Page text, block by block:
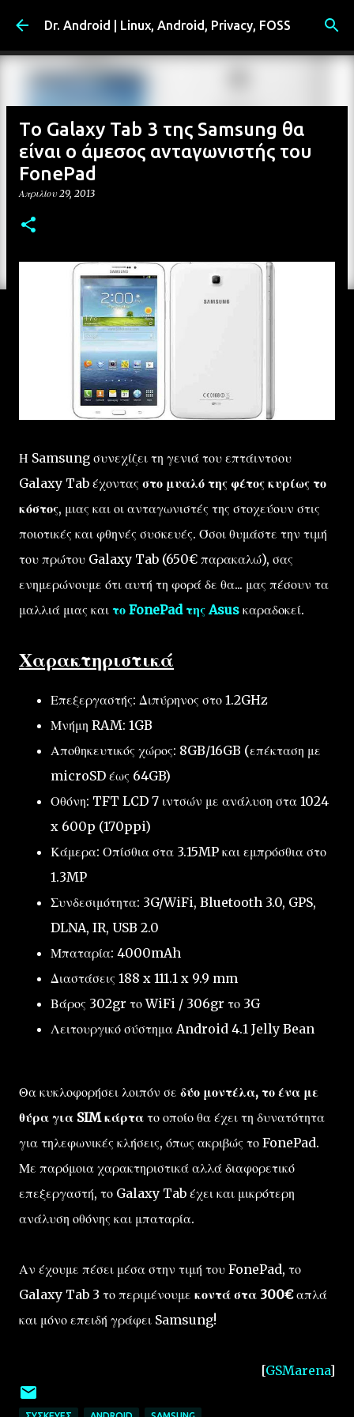
Μετάβαση στο κύριο περιεχόμενο
Dr. Android | Linux, Android, Privacy, FOSS
Τo Galaxy Tab 3 της Samsung θα
είναι ο άμεσος ανταγωνιστής του
FonePad
Απριλίου 29, 2013
Η Samsung συνεχίζει τη γενιά του επτάιντσου
Galaxy Tab έχοντας στο μυαλό της φέτος κυρίως το
κόστος, μιας και οι ανταγωνιστές της στοχεύουν στις
ποιοτικές και φθηνές συσκευές. Όσοι θυμάστε την τιμή
του πρώτου Galaxy Tab (650€ παρακαλώ), σας
ενημερώνουμε ότι αυτή τη φορά δε θα... μας πέσουν τα
μαλλιά μιας και το FonePad της Asus καραδοκεί.
Χαρακτηριστικά
Επεξεργαστής: Διπύρηνος στο 1.2GHz
Μνήμη RAM: 1GB
Αποθηκευτικός χώρος: 8GB/16GB (επέκταση με
microSD έως 64GB)
Οθόνη: TFT LCD 7 ιντσών με ανάλυση στα 1024
x 600p (170ppi)
Κάμερα: Οπίσθια στα 3.15MP και εμπρόσθια στο
1.3MP
Συνδεσιμότητα: 3G/WiFi, Bluetooth 3.0, GPS,
DLNA, IR, USB 2.0
Μπαταρία: 4000mAh
Διαστάσεις 188 x 111.1 x 9.9 mm
Βάρος 302gr το WiFi / 306gr το 3G
Λειτουργικό σύστημα Android 4.1 Jelly Bean
Θα κυκλοφορήσει λοιπόν σε δύο μοντέλα, το ένα με
θύρα για SIM κάρτα το οποίο θα έχει τη δυνατότητα
για τηλεφωνικές κλήσεις, όπως ακριβώς το FonePad.
Με παρόμοια χαρακτηριστικά αλλά διαφορετικό
επεξεργαστή, το Galaxy Tab έχει και μικρότερη
ανάλυση οθόνης και μπαταρία.
Αν έχουμε πέσει μέσα στην τιμή του FonePad, το
Galaxy Tab 3 το περιμένουμε κοντά στα 300€απλά
και μόνο επειδή γράφει Samsung!
[GSMarena]